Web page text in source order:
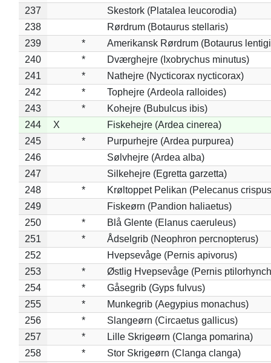
237
Skestork (Platalea leucorodia)
238
Rørdrum (Botaurus stellaris)
239
*
Amerikansk Rørdrum (Botaurus
240
*
Dværghejre (Ixobrychus minutus)
241
*
Nathejre (Nycticorax nycticorax)
242
*
Tophejre (Ardeola ralloides)
243
*
Kohejre (Bubulcus ibis)
244
X
Fiskehejre (Ardea cinerea)
245
*
Purpurhejre (Ardea purpurea)
246
Sølvhejre (Ardea alba)
247
Silkehejre (Egretta garzetta)
248
*
Krøltoppet Pelikan (Pelecanus
249
Fiskeørn (Pandion haliaetus)
250
*
Blå Glente (Elanus caeruleus)
251
*
Ådselgrib (Neophron percnopterus)
252
Hvepsevåge (Pernis apivorus)
253
*
Østlig Hvepsevåge (Pernis
254
*
Gåsegrib (Gyps fulvus)
255
*
Munkegrib (Aegypius monachus)
256
*
Slangeørn (Circaetus gallicus)
257
*
Lille Skrigeørn (Clanga pomarina)
258
*
Stor Skrigeørn (Clanga clanga)